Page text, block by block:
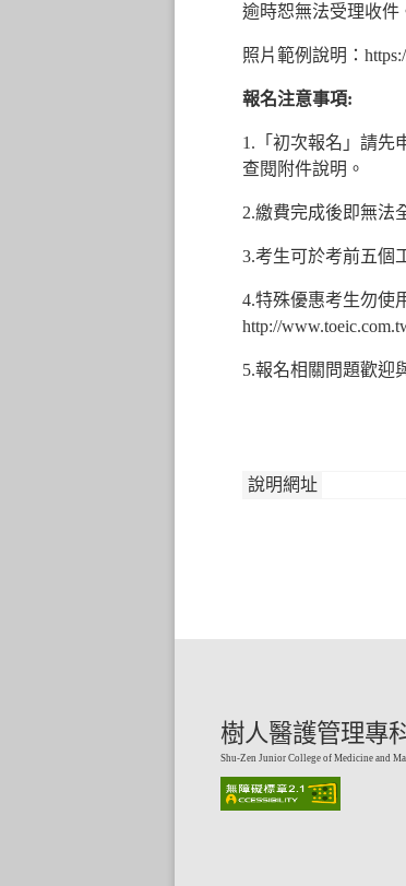
逾時恕無法受理收件
照片範例說明：
報名注意事項:
1.「初次報名」請先
查閱附件說明。
2.繳費完成後即無法
3.考生可於考前五個
4.特殊優惠考生勿使
http://
5.報名相關問題歡迎
說明網址
樹人醫護管理專
Shu-Zen Junior College of Medicine and